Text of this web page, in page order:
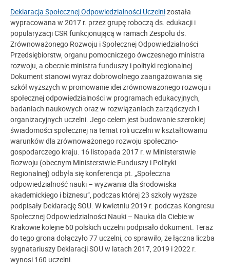
Deklaracja Społecznej Odpowiedzialności Uczelnizostała
wypracowana w 2017 r. przez grupę roboczą ds. edukacji i
popularyzacji CSR funkcjonującą w ramach Zespołu ds.
Zrównoważonego Rozwoju i Społecznej Odpowiedzialności
Przedsiębiorstw, organu pomocniczego ówczesnego ministra
rozwoju, a obecnie ministra funduszy i polityki regionalnej.
Dokument stanowi wyraz dobrowolnego zaangażowania się
szkół wyższych w promowanie idei zrównoważonego rozwoju i
społecznej odpowiedzialności w programach edukacyjnych,
badaniach naukowych oraz w rozwiązaniach zarządczych i
organizacyjnych uczelni. Jego celem jest budowanie szerokiej
świadomości społecznej na temat roli uczelni w kształtowaniu
warunków dla zrównoważonego rozwoju społeczno-
gospodarczego kraju. 16 listopada 2017 r. w Ministerstwie
Rozwoju (obecnym Ministerstwie Funduszy i Polityki
Regionalnej) odbyła się konferencja pt. „Społeczna
odpowiedzialność nauki – wyzwania dla środowiska
akademickiego i biznesu”, podczas której 23 szkoły wyższe
podpisały Deklarację SOU. W kwietniu 2019 r. podczas Kongresu
Społecznej Odpowiedzialności Nauki – Nauka dla Ciebie w
Krakowie kolejne 60 polskich uczelni podpisało dokument. Teraz
do tego grona dołączyło 77 uczelni, co sprawiło, że łączna liczba
sygnatariuszy Deklaracji SOU w latach 2017, 2019 i 2022 r.
wynosi 160 uczelni.